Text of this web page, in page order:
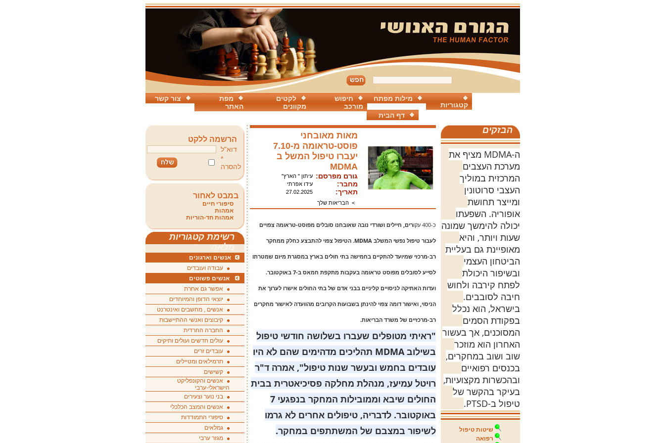
צור קשר
מפת
האתר
לקטים
מקוונים
חיפוש
מורכב
מילות מפתח
קטגוריות
דף הבית
הבזקים
ה-MDMA מציף את
מערכת העצבים
המרכזית במוליך
העצבי סרוטונין
ומייצר תחושת
אופוריה. השפעתו
יכולה להימשך שמונה
שעות ויותר, והיא
מאופיינת גם בעליית
הביטחון העצמי
ובשיפור היכולת
לפתח קירבה ולחוש
חיבה לסובבים.
בישראל, הוא נכלל
בפקודת הסמים
המסוכנים, אך בעשור
האחרון הוא מוזכר
שוב ושוב במחקרים,
בכנסים רפואיים
ובהכשרות מקצועיות,
בעיקר בהקשר של
טיפול ב-PTSD.
שיטות טיפול
רפואה
מאות מאובחני
פוסט-טראומה מ-7.10
יעברו טיפול המשל ב
MDMA
גורם מפרסם: עיתון " הארץ"
מחבר: עידו אפרתי
תאריך:
27.02.2025
>הבריאות שלך
כ-400 עקו רים, חיילים ושורדי נובה שאובחנו סובלים מפוסט-טראומה צפויים
לעבור טיפול נפשי המשלב MDMA. הטיפול צפוי להתבצע כחלק ממחקר
רב-מרכזי שמיועד להתקיים בחמישה בתי חולים בארץ במסגרת מיזם שמטרתו
לסייע לסובלים מפוסט טראומה בעקבות מתקפת חמאס ב-7 באוקטובר.
ועדות האתיקה לניסויים קליניים בבני אדם של בתי החולים אישרו לערוך את
הניסוי, ואישור דומה צפוי להינתן בשבועות הקרובים מהוועדה לאישור מחקרים
רב-מרכזיים של משרד הבריאות.
"ראיתי מטופלים שעברו בשלושה חודשי טיפול
בשילוב MDMA תהליכים מדהימים שהם לא היו
עובדים בחמש ובעשר שנות טיפול", אמרה ד"ר
רויטל עמיעז, מנהלת מחלקה פסיכיאטרית בבית
החולים שיבא וממובילות המחקר בנפגעי 7
באוקטובר. לדבריה, טיפולים אחרים לא גרמו
לשיפור במצבם של המשתתפים במחקר.
הרשמה ללקט
דוא"ל
*
להסרה
במבט לאחור
סיפורי חיים
אמהות
אמהות חד-הוריות
רשימת קטגוריות
מלאה
אנשים וארגונים
עבודה ועובדים
אנשים פשוטים
אפשר גם אחרת
יוצאי הדופן והמיוחדים
אנשים , מחשבים ואינטרנט
קיבוצים ואנשי ההתיישבות
החברה החרדית
עולים חדשים ועולים ותיקים
עובדים זרים
תרמילאים ומטיילים
קשישים
אנשים והקונפליקט
הישראלי-ערבי
בני נוער וצעירים
אנשים והמצב הכלכלי
סיפורי התמודדות
גמלאים
מגזר ערבי